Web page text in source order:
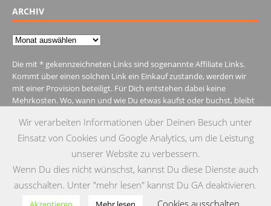
ARCHIV
Archiv
Die mit * gekennzeichneten Links sind sogenannte Affiliate Links.
Kommt über einen solchen Link ein Einkauf zustande, werden wir
mit einer Provision beteiligt. Für Dich entstehen dabei keine
Mehrkosten. Wo, wann und wie Du etwas kaufst oder buchst, bleibt
IMPRESSUM DATENSCHUTZ KONTAKT
© Copyright 2015 by Testgulasch
Wir verarbeiten Informationen über Deinen Besuch unter
Einsatz von Cookies und Google Analytics, um die Leistung
unserer Website zu verbessern.
Wenn Du dies nicht wünschst, kannst Du diese Dienste auch
ausschalten. Unter "mehr lesen" kannst Du GA deaktivieren.
Cookies ausschalten